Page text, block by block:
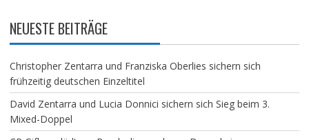
NEUESTE BEITRÄGE
Christopher Zentarra und Franziska Oberlies sichern sich
frühzeitig deutschen Einzeltitel
David Zentarra und Lucia Donnici sichern sich Sieg beim 3.
Mixed-Doppel